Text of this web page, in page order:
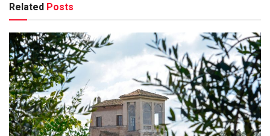
Related Posts